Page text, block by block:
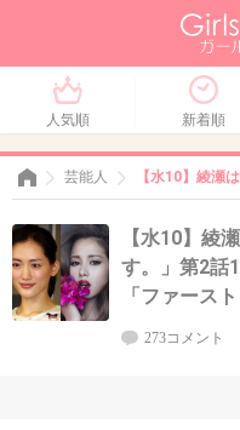
人気順 新着順
芸能人 【水10】綾瀬
【水10】綾
す。」第2話
「ファース
273コメント